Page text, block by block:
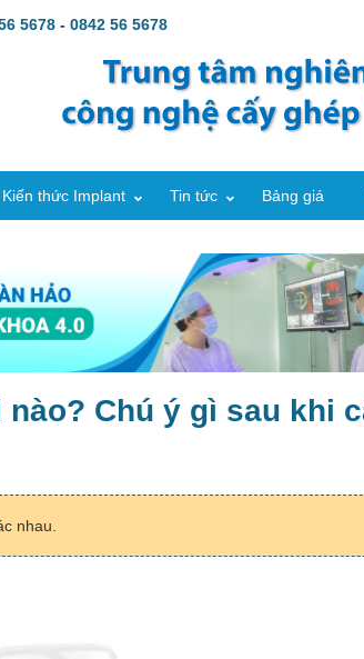
5678 -0842 56 5678
Kiến thức Implant Tin tức Bảng giá
Chú ý gì sau khi
nhau.